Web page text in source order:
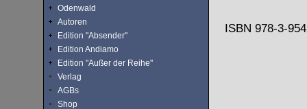
Odenwald
Autoren
Edition "Absender"
Edition Andiamo
Edition "Außer der Reihe"
Verlag
AGBs
Shop
ISBN 978-3-